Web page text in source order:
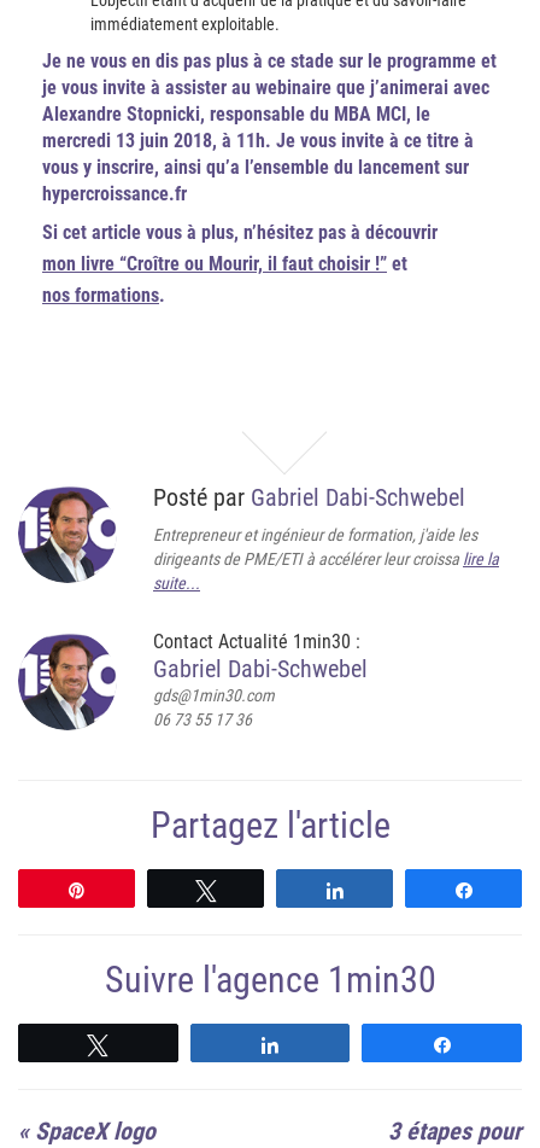
immédiatement exploitable.
Je ne vous en dis pas plus à ce stade sur le programme et
je vous invite à assister au webinaire que j’animerai avec
Alexandre Stopnicki, responsable du MBA MCI, le
mercredi 13 juin 2018, à 11h. Je vous invite à ce titre à
vous y inscrire, ainsi qu’a l’ensemble du lancement sur
hypercroissance.fr
Si cet article vous à plus, n’hésitez pas à découvrir
mon livre “Croître ou Mourir, il faut choisir !” et
nos formations.
Posté par Gabriel Dabi-Schwebel
Entrepreneur et ingénieur de formation, j'aide les
dirigeants de PME/ETI à accélérer leur croissa lire la
suite...
Contact Actualité 1min30 :
Gabriel Dabi-Schwebel
gds@1min30.com
06 73 55 17 36
Partagez l'article
Suivre l'agence 1min30
« SpaceX logo 3 étapes pour